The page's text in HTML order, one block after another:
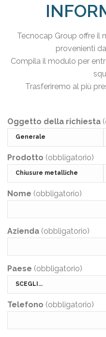
Tecnocap Group offre il
provenienti
Compila il modulo per
Trasferiremo al più
Oggetto della richiesta
Prodotto (obbligatorio)
Nome (obbligatorio)
Azienda (obbligatorio)
Paese (obbligatorio)
Telefono (obbligatorio)